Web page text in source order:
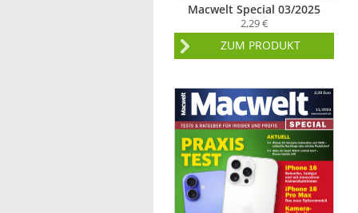
Macwelt Special 03/2025
2,29 €
ZUM PRODUKT